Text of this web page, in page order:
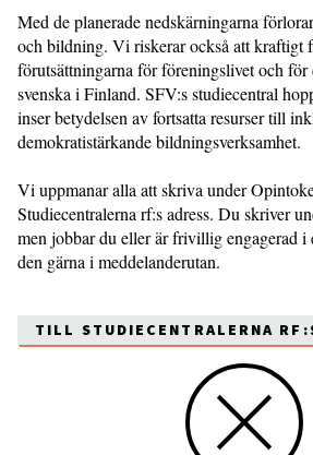
Med de planerade nedskärningarna
och bildning. Vi riskerar också att kraftigt
förutsättningarna för föreningslivet och för
svenska i Finland. SFV:s studiecentral
inser betydelsen av fortsatta resurser till
demokratistärkande bildningsverksamhet.
Vi uppmanar alla att skriva under
Studiecentralerna rf:s adress. Du skriver
men jobbar du eller är frivillig engagerad i
den gärna i meddelanderutan.
TILL STUDIECENTRALERNA